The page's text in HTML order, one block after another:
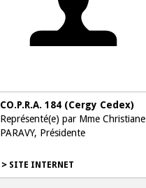
CO.P.R.A. 184 (Cergy Cedex)
Représenté(e) par Mme Christiane
PARAVY, Présidente
SITE INTERNET